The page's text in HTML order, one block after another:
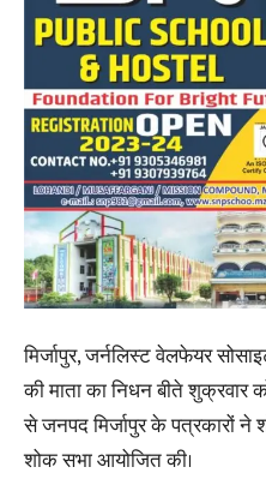
मिर्जापुर, जर्नलिस्ट वेलफेयर
की माता का निधन बीते शुक्रवार
से जनपद मिर्जापुर के पत्रकारों
शोक सभा आयोजित की।